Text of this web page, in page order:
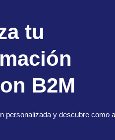
tu
B2M
personalizada y descubre como